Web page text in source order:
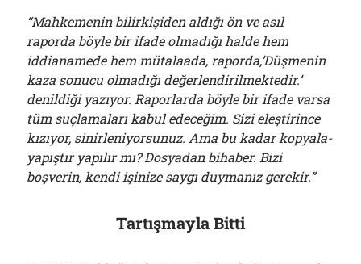
“Mahkemenin bilirkişiden aldığı ön ve asıl
raporda böyle bir ifade olmadığı halde hem
iddianamede hem mütalaada, raporda,’Düşmenin
kaza sonucu olmadığı değerlendirilmektedir.’
denildiği yazıyor. Raporlarda böyle bir ifade varsa
tüm suçlamaları kabul edeceğim. Sizi eleştirince
kızıyor, sinirleniyorsunuz. Ama bu kadar kopyala-
yapıştır yapılır mı? Dosyadan bihaber. Bizi
boşverin, kendi işinize saygı duymanız gerekir.”
Tartışmayla Bitti